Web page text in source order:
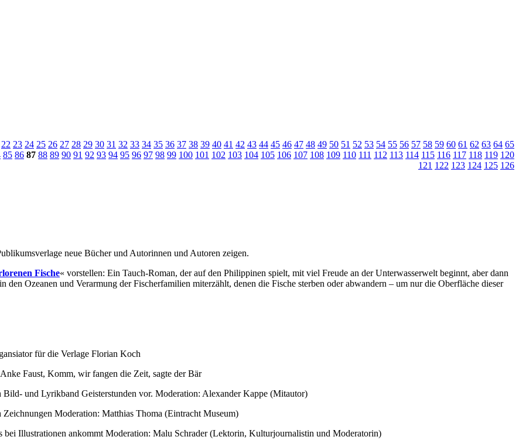
22 23 24 25 26 27 28 29 30 31 32 33 34 35 36 37 38 39 40 41 42 43 44 45 46 47 48 49 50 51 52 53 54 55 56 57 58 59 60 61 62 63 64 65
85 86 87 88 89 90 91 92 93 94 95 96 97 98 99 100 101 102 103 104 105 106 107 108 109 110 111 112 113 114 115 116 117 118 119 120
121 122 123 124 125 126
neue Bücher und Autorinnen und Autoren zeigen.
Fische« vorstellen: Ein Tauch-Roman, der auf den Philippinen spielt, mit viel Freude an der Unterwasserwelt beginnt, aber dann
Ozeanen und Verarmung der Fischerfamilien miterzählt, denen die Fische sterben oder abwandern – um nur die Oberfläche dieser
für die Verlage Florian Koch
Faust, Komm, wir fangen die Zeit, sagte der Bär
und Lyrikband Geisterstunden vor. Moderation: Alexander Kappe (Mitautor)
Moderation: Matthias Thoma (Eintracht Museum)
Illustrationen ankommt Moderation: Malu Schrader (Lektorin, Kulturjournalistin und Moderatorin)